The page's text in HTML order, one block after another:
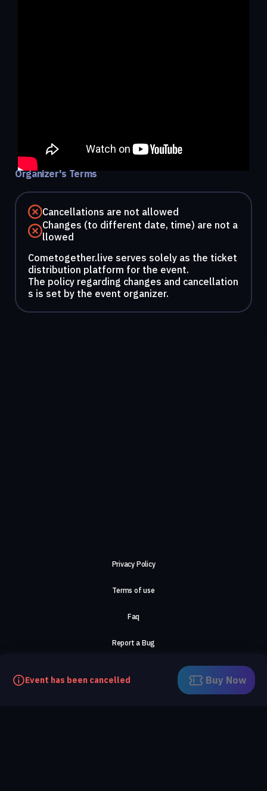
Organizer's Terms
Cancellations are not allowed
Changes (to different date, time) are not a
llowed
Cometogether.live serves solely as the ticket
distribution platform for the event.
The policy regarding changes and cancellation
s is set by the event organizer.
Event has been cancelled Buy Now
Privacy Policy
Terms of use
Faq
Report a Bug